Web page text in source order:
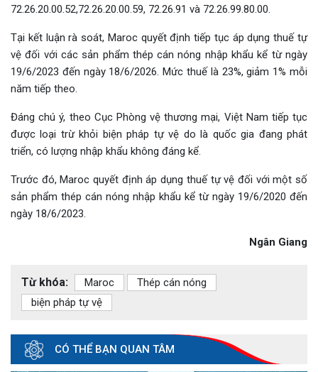
72.26.20.00.52,72.26.20.00.59, 72.26.91 và 72.26.99.80.00.
Tại kết luận rà soát, Maroc quyết định tiếp tục áp dụng thuế tự
vệ đối với các sản phẩm thép cán nóng nhập khẩu kể từ ngày
19/6/2023 đến ngày 18/6/2026. Mức thuế là 23%, giảm 1% mỗi
năm tiếp theo.
Đáng chú ý, theo Cục Phòng vệ thương mại, Việt Nam tiếp tục
được loại trừ khỏi biện pháp tự vệ do là quốc gia đang phát
triển, có lượng nhập khẩu không đáng kể.
Trước đó, Maroc quyết định áp dụng thuế tự vệ đối với một số
sản phẩm thép cán nóng nhập khẩu kể từ ngày 19/6/2020 đến
ngày 18/6/2023.
Ngân Giang
Từ khóa: Maroc
Thép cán nóng
biện pháp tự vệ
CÓ THỂ BẠN QUAN TÂM